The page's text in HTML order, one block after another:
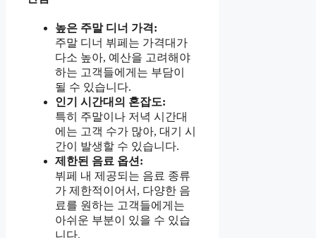
높은 주말 디너 가격:
주말 디너 뷔페는 가격대가
다소 높아, 예산을 고려해야
하는 고객들에게는 부담이
될 수 있습니다.
인기 시간대의 혼잡도:
특히 주말이나 저녁 시간대
에는 고객 수가 많아, 대기 시
간이 발생할 수 있습니다.
제한된 음료 옵션:
뷔페 내 제공되는 음료 종류
가 제한적이어서, 다양한 음
료를 원하는 고객들에게는
아쉬운 부분이 있을 수 있습
니다.